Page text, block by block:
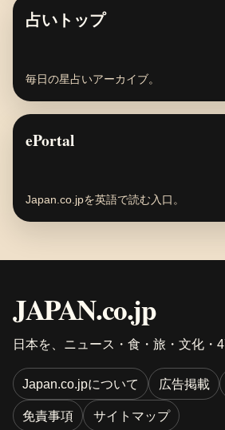
占いトップ
毎日の星占いアーカイブ。
ePortal
Japan.co.jpを英語で読む入口。
JAPAN.co.jp
日本を、ニュース・食・旅・文化・
Japan.co.jpについて 広告掲載
免責事項 サイトマップ